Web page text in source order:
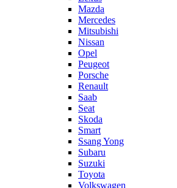
Mazda
Mercedes
Mitsubishi
Nissan
Opel
Peugeot
Porsche
Renault
Saab
Seat
Skoda
Smart
Ssang Yong
Subaru
Suzuki
Toyota
Volkswagen